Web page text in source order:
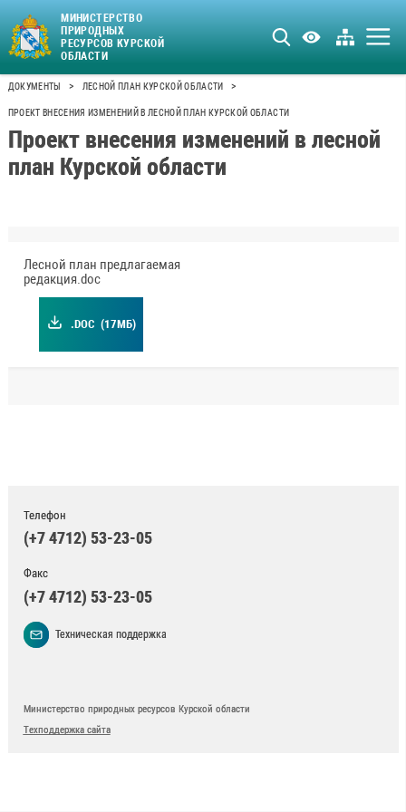
МИНИСТЕРСТВО
ПРИРОДНЫХ
РЕСУРСОВ КУРСКОЙ
ОБЛАСТИ
ДОКУМЕНТЫ > ЛЕСНОЙ ПЛАН КУРСКОЙ ОБЛАСТИ >
ПРОЕКТ ВНЕСЕНИЯ ИЗМЕНЕНИЙ В ЛЕСНОЙ ПЛАН КУРСКОЙ ОБЛАСТИ
Проект внесения изменений в лесной
план Курской области
Лесной план предлагаемая
редакция.doc
.DOC (17МБ)
Телефон
(+7 4712) 53-23-05
Факс
(+7 4712) 53-23-05
Техническая поддержка
Министерство природных ресурсов Курской области
Техподдержка сайта